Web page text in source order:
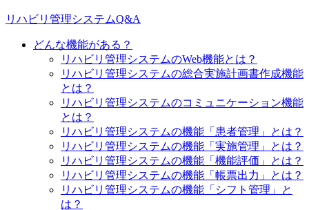
リハビリ管理システムQ&A
どんな機能がある？
リハビリ管理システムのWeb機能とは？
リハビリ管理システムの総合実施計画書作成機能
とは？
リハビリ管理システムのコミュニケーション機能
とは？
リハビリ管理システムの機能「患者管理」とは？
リハビリ管理システムの機能「実施管理」とは？
リハビリ管理システムの機能「機能評価」とは？
リハビリ管理システムの機能「帳票出力」とは？
リハビリ管理システムの機能「シフト管理」と
は？